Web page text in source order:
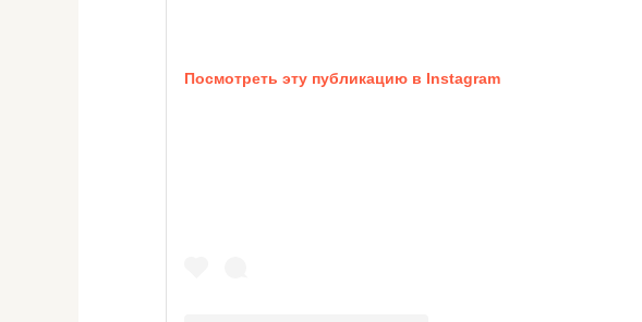
Посмотреть эту публикацию в Instagram